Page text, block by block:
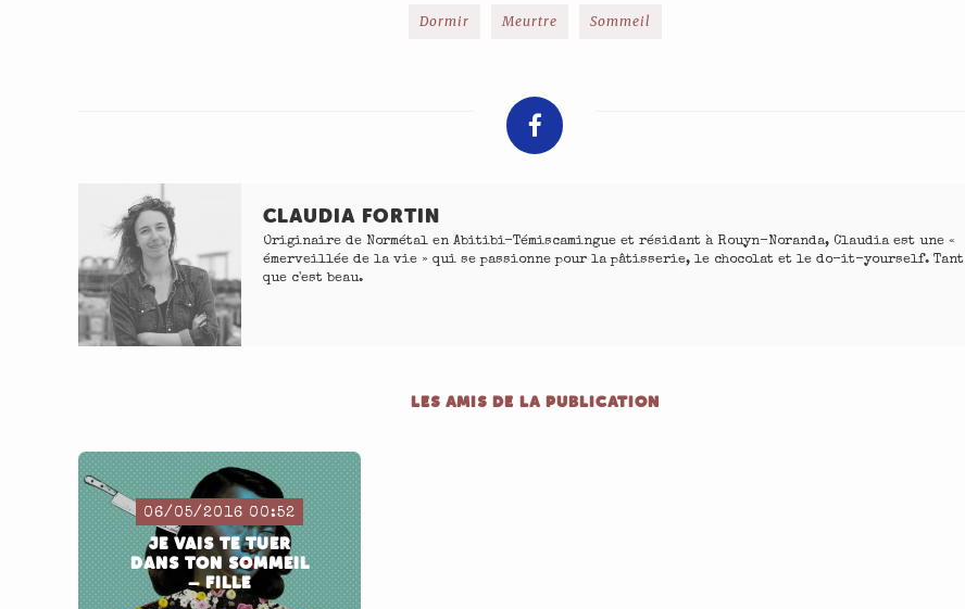
Dormir Meurtre Sommeil
CLAUDIA FORTIN
Originaire de Normétal en Abitibi-Témiscamingue et résidant à Rouyn-Noranda, Claudia est une «
émerveillée de la vie » qui se passionne pour la pâtisserie, le chocolat et le do-it-yourself. Tant
que c'est beau.
LES AMIS DE LA PUBLICATION
06/05/2016 00:52
JE VAIS TE TUER
DANS TON SOMMEIL
– FILLE